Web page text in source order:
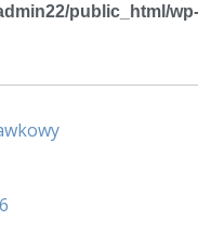
public_html/